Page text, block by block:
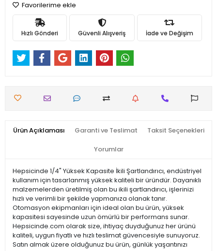
Favorilerime ekle
Hızlı Gönderi Güvenli Alışveriş İade ve Değişim
Ürün Açıklaması Garanti ve Teslimat Taksit Seçenekleri
Yorumlar
Hepsicinde 1/4" Yüksek Kapasite İkili Şartlandırıcı, endüstriyel
kullanım için tasarlanmış yüksek kaliteli bir üründür. Dayanıklı
malzemelerden üretilmiş olan bu ikili şartlandırıcı, işlerinizi
hızlı ve verimli bir şekilde yapmanıza olanak tanır.
Otomasyon ekipmanları için ideal olan bu ürün, yüksek
kapasitesi sayesinde uzun ömürlü bir performans sunar.
Hepsicinde.com olarak size, ihtiyaç duyduğunuz her ürünü
kaliteli, uygun fiyatlı ve hızlı teslimat güvencesiyle sunuyoruz.
Satın almak üzere olduğunuz bu ürün, günlük yaşantınızı